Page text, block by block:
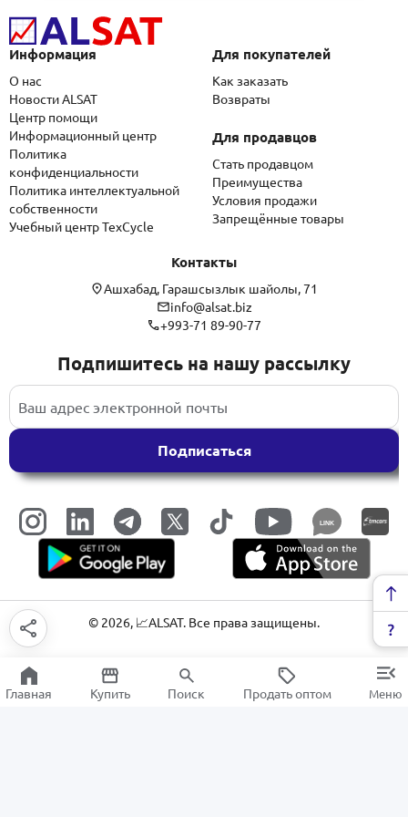
Информация
О нас
Новости ALSAT
Центр помощи
Информационный центр
Политика
конфиденциальности
Политика интеллектуальной
собственности
Учебный центр TexCycle
Для покупателей
Как заказать
Возвраты
Для продавцов
Стать продавцом
Преимущества
Условия продажи
Запрещённые товары
Контакты
Ашхабад, Гарашсызлык шайолы, 71
info@alsat.biz
+993-71 89-90-77
Подпишитесь на нашу рассылку
Подписаться
LINK
© 2026, 📈ALSAT. Все права защищены.
Главная Купить Поиск Продать оптом Меню